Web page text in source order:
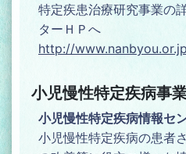
特定疾患治療研究事業の
ターＨＰへ
http://
小児慢性特定疾病事
小児慢性特定疾病情報セ
小児慢性特定疾病の患者